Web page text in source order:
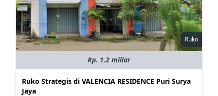
Ruko
Rp. 1.2 miliar
Ruko Strategis di VALENCIA RESIDENCE Puri Surya
Jaya